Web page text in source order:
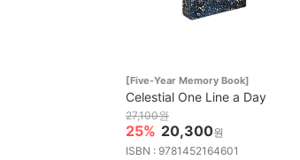
[Five-Year Memory Book]
Celestial One Line a Day
27,100원
25% 20,300원
ISBN : 9781452164601